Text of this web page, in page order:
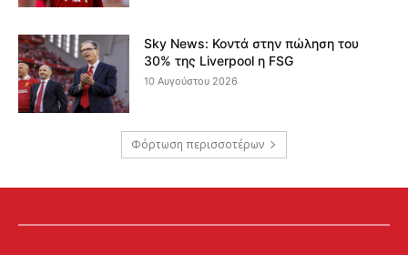
Sky News: Κοντά στην πώληση του
30% της Liverpool η FSG
10 Αυγούστου 2026
Φόρτωση περισσοτέρων